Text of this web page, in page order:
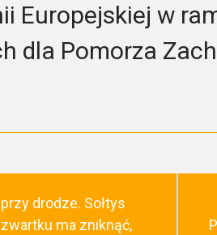
Europejskiej w
dla Pomorza
drodze. Sołtys
ma zniknąć,